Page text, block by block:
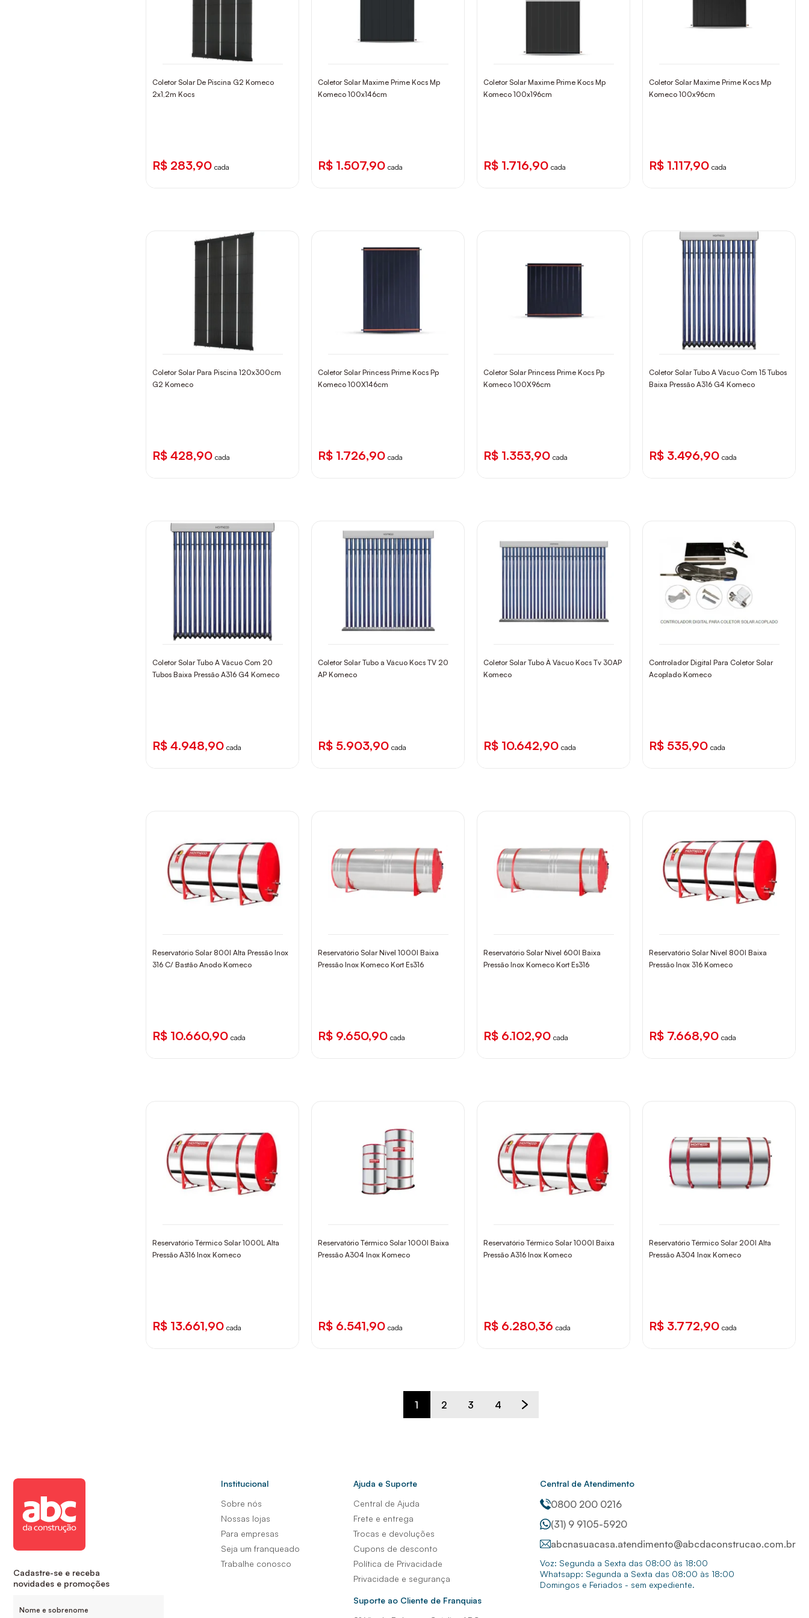
Coletor Solar De Piscina G2 Komeco
2x1,2m Kocs
R$ 283,90 cada
Coletor Solar Maxime Prime Kocs Mp
Komeco 100x146cm
R$ 1.507,90 cada
Coletor Solar Maxime Prime Kocs Mp
Komeco 100x196cm
R$ 1.716,90 cada
Coletor Solar Maxime Prime Kocs Mp
Komeco 100x96cm
R$ 1.117,90 cada
Coletor Solar Para Piscina 120x300cm
G2 Komeco
R$ 428,90 cada
Coletor Solar Princess Prime Kocs Pp
Komeco 100X146cm
R$ 1.726,90 cada
Coletor Solar Princess Prime Kocs Pp
Komeco 100X96cm
R$ 1.353,90 cada
Coletor Solar Tubo A Vácuo Com 15 Tubos
Baixa Pressão A316 G4 Komeco
R$ 3.496,90 cada
Coletor Solar Tubo A Vácuo Com 20
Tubos Baixa Pressão A316 G4 Komeco
R$ 4.948,90 cada
Coletor Solar Tubo a Vácuo Kocs TV 20
AP Komeco
R$ 5.903,90 cada
Coletor Solar Tubo À Vácuo Kocs Tv 30AP
Komeco
R$ 10.642,90 cada
Controlador Digital Para Coletor Solar
Acoplado Komeco
R$ 535,90 cada
Reservatório Solar 800l Alta Pressão Inox
316 C/ Bastão Anodo Komeco
R$ 10.660,90 cada
Reservatório Solar Nível 1000l Baixa
Pressão Inox Komeco Kort Es316
R$ 9.650,90 cada
Reservatório Solar Nível 600l Baixa
Pressão Inox Komeco Kort Es316
R$ 6.102,90 cada
Reservatório Solar Nível 800l Baixa
Pressão Inox 316 Komeco
R$ 7.668,90 cada
Reservatório Térmico Solar 1000L Alta
Pressão A316 Inox Komeco
R$ 13.661,90 cada
Reservatório Térmico Solar 1000l Baixa
Pressão A304 Inox Komeco
R$ 6.541,90 cada
Reservatório Térmico Solar 1000l Baixa
Pressão A316 Inox Komeco
R$ 6.280,36 cada
Reservatório Térmico Solar 200l Alta
Pressão A304 Inox Komeco
R$ 3.772,90 cada
1 2 3 4
Cadastre-se e receba
novidades e promoções
Institucional
Sobre nós
Nossas lojas
Para empresas
Seja um franqueado
Trabalhe conosco
Ajuda e Suporte
Central de Ajuda
Frete e entrega
Trocas e devoluções
Cupons de desconto
Política de Privacidade
Privacidade e segurança
Suporte ao Cliente de Franquias
Central de Atendimento
0800 200 0216
(31) 9 9105-5920
abcnasuacasa.atendimento@abcdaconstrucao.com.br
Voz: Segunda a Sexta das 08:00 às 18:00
Whatsapp: Segunda a Sexta das 08:00 às 18:00
Domingos e Feriados - sem expediente.